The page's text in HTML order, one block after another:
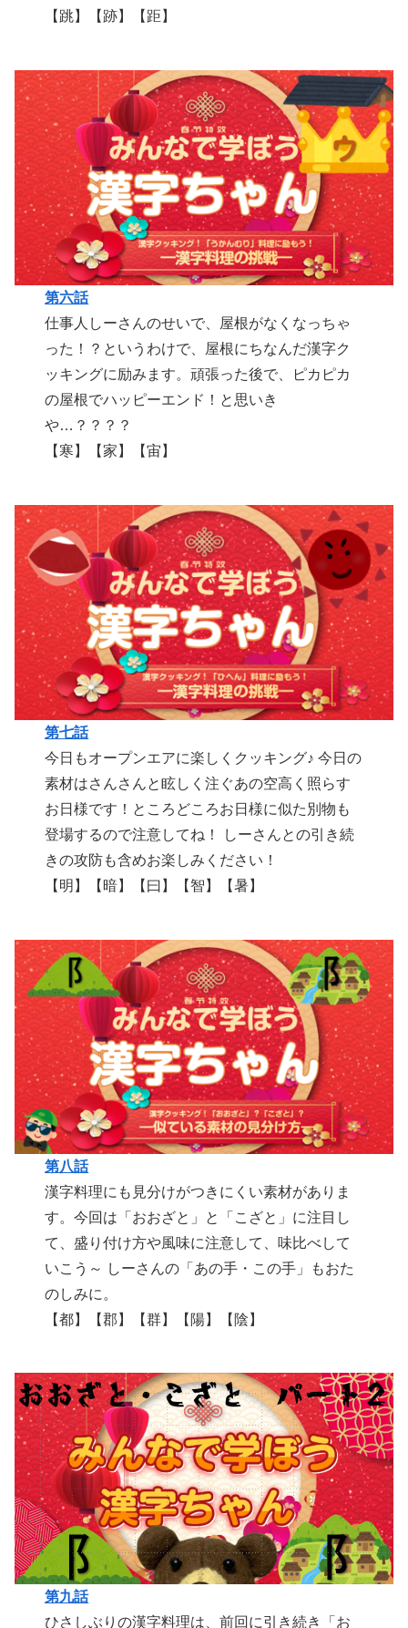
【跳】【跡】【距】
第六話
仕事人しーさんのせいで、屋根がなくなっちゃ
った！？というわけで、屋根にちなんだ漢字ク
ッキングに励みます。頑張った後で、ピカピカ
の屋根でハッピーエンド！と思いき
や…？？？？
【寒】【家】【宙】
第七話
今日もオープンエアに楽しくクッキング♪ 今日の
素材はさんさんと眩しく注ぐあの空高く照らす
お日様です！ところどころお日様に似た別物も
登場するので注意してね！ しーさんとの引き続
きの攻防も含めお楽しみください！
【明】【暗】【曰】【智】【暑】
第八話
漢字料理にも見分けがつきにくい素材がありま
す。今回は「おおざと」と「こざと」に注目し
て、盛り付け方や風味に注意して、味比べして
いこう～ しーさんの「あの手・この手」もおた
のしみに。
【都】【郡】【群】【陽】【陰】
第九話
ひさしぶりの漢字料理は、前回に引き続き「お